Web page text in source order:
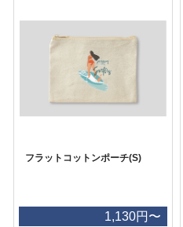
フラットコットンポーチ(S)
1,130円〜